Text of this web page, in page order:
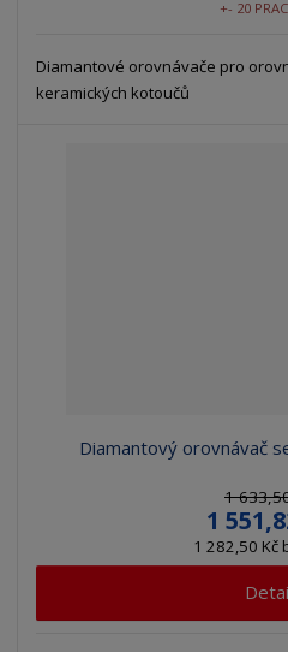
+- 20
Diamantové orovnávače pro
keramických kotoučů
Diamantový orovnávač
1
1
1 282,50 Kč